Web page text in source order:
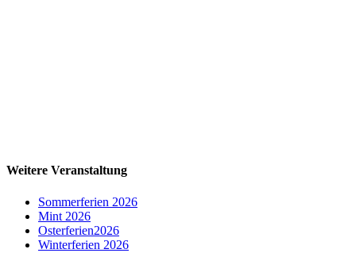
Weitere Veranstaltung
Sommerferien 2026
Mint 2026
Osterferien2026
Winterferien 2026